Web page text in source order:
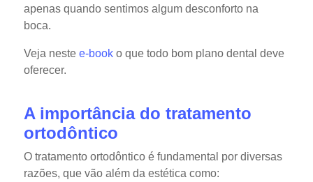
apenas quando sentimos algum desconforto na
boca.
Veja neste e-booko que todo bom plano dental deve
oferecer.
A importância do tratamento
ortodôntico
O tratamento ortodôntico é fundamental por diversas
razões, que vão além da estética como: